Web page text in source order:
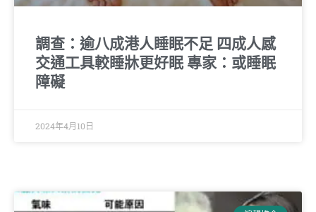
調查：逾八成港人睡眠不足 四成人感
交通工具較睡牀更好眠 專家：或睡眠
障礙
2024年4月10日